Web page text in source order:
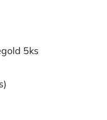
5ks